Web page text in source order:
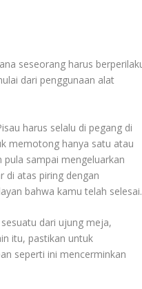
seseorang harus
dari penggunaan alat
harus selalu di pegang di
memotong hanya satu atau
sampai mengeluarkan
di atas piring dengan
bahwa kamu telah selesai.
dari ujung meja,
itu, pastikan untuk
seperti ini mencerminkan